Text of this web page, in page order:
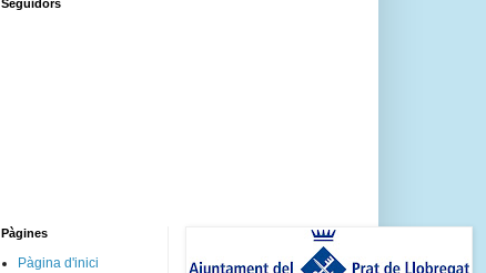
Seguidors
Pàgines
Pàgina d'inici